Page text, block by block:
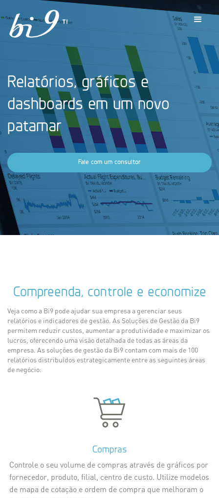
Relatórios, gráficos e
dashboards em um novo
patamar
Fale com um consultor
Compreenda, controle e economize
Veja como a Bi9 pode ajudar sua empresa a gerenciar seus
relatórios e indicadores de gestão. As Soluções de Gestão da Bi9
permitem reduzir custos, aumentar a produtividade e maximizar os
lucros, oferecendo uma visão detalhada de todas as áreas da
empresa. As soluções de gestão da Bi9 contam com mais de 100
relatórios distribuídos estrategicamente entre as seguintes áreas
de negócio:
Compras
Controle o seu volume de compras através de gráficos por
fornecedor, produto, filial, centro de custo. Utilize modelos
de mapa de cotação e ordem de compra que melhoram o